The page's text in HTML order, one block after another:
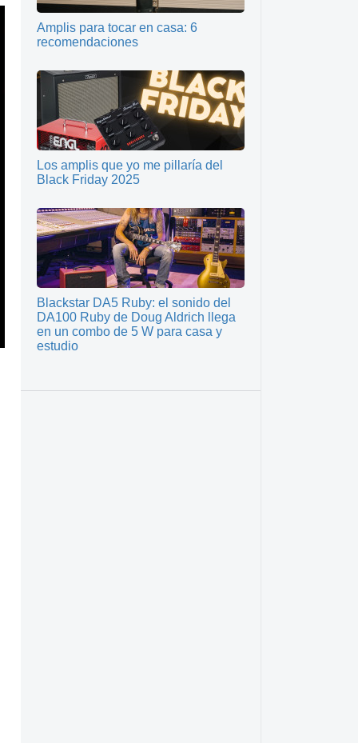
Amplis para tocar en casa: 6
recomendaciones
Los amplis que yo me pillaría del
Black Friday 2025
Blackstar DA5 Ruby: el sonido del
DA100 Ruby de Doug Aldrich llega
en un combo de 5 W para casa y
estudio